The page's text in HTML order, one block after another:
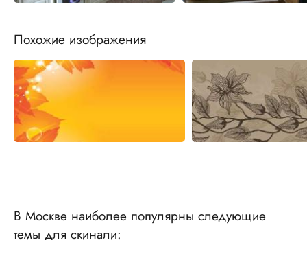
Похожие изображения
В Москве наиболее популярны следующие
темы для скинали: